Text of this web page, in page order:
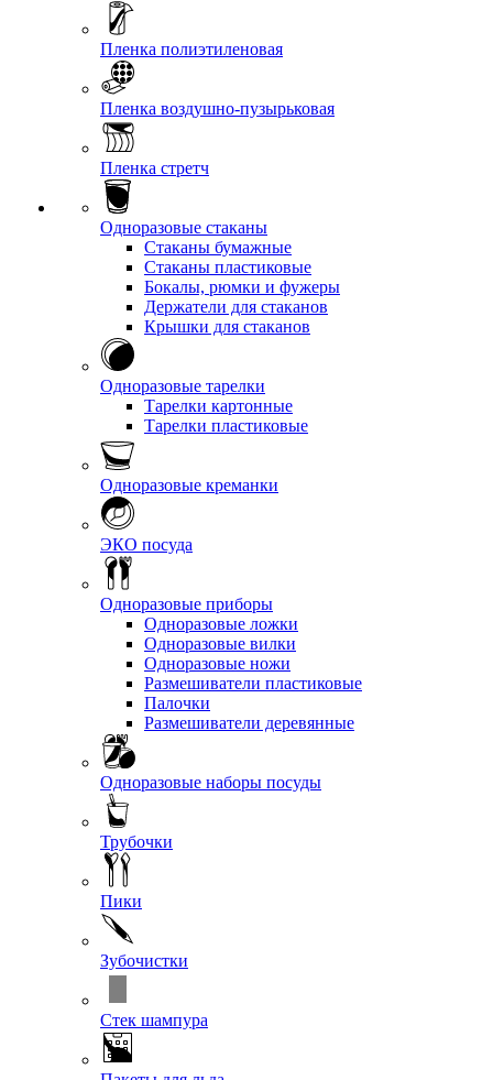
Пленка полиэтиленовая
Пленка воздушно-пузырьковая
Пленка стретч
Одноразовые стаканы
Стаканы бумажные
Стаканы пластиковые
Бокалы, рюмки и фужеры
Держатели для стаканов
Крышки для стаканов
Одноразовые тарелки
Тарелки картонные
Тарелки пластиковые
Одноразовые креманки
ЭКО посуда
Одноразовые приборы
Одноразовые ложки
Одноразовые вилки
Одноразовые ножи
Размешиватели пластиковые
Палочки
Размешиватели деревянные
Одноразовые наборы посуды
Трубочки
Пики
Зубочистки
Стек шампура